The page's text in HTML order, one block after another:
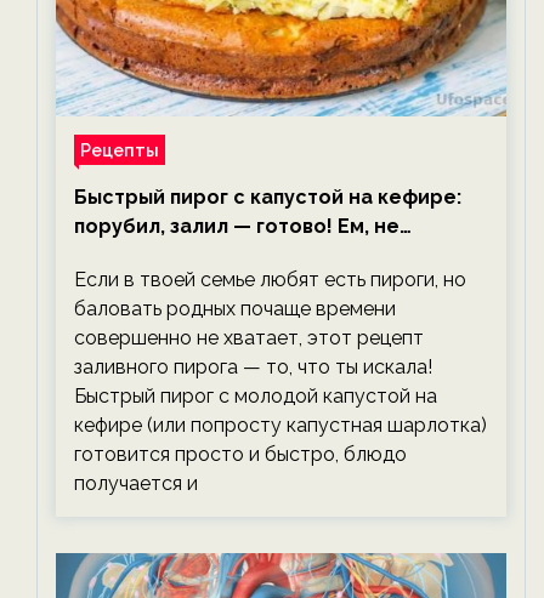
Рецепты
Быстрый пирог с капустой на кефире:
порубил, залил — готово! Ем, не
Если в твоей семье любят есть пироги, но
баловать родных почаще времени
совершенно не хватает, этот рецепт
заливного пирога — то, что ты искала!
Быстрый пирог с молодой капустой на
кефире (или попросту капустная шарлотка)
готовится просто и быстро, блюдо
получается и